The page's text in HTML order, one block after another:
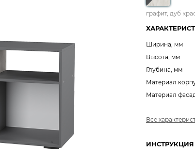
графит, дуб
Ширина, мм
Высота, мм
Глубина, мм
Материал
Материал
Все